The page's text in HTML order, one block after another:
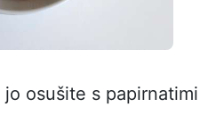
osušite s papirnatimi